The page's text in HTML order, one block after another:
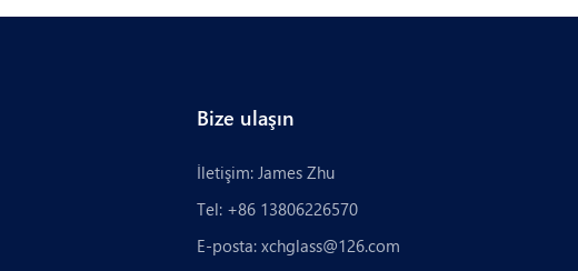
Bize ulaşın
İletişim: James Zhu
Tel: +86 13806226570
E-posta: xchglass@126.com